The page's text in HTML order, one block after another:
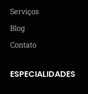
Serviços
Blog
Contato
ESPECIALIDADES